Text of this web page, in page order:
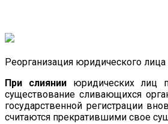
Реорганизация юридического
При слиянииюридических лиц
существование сливающихся
государственной регистрации
считаются прекратившими свое